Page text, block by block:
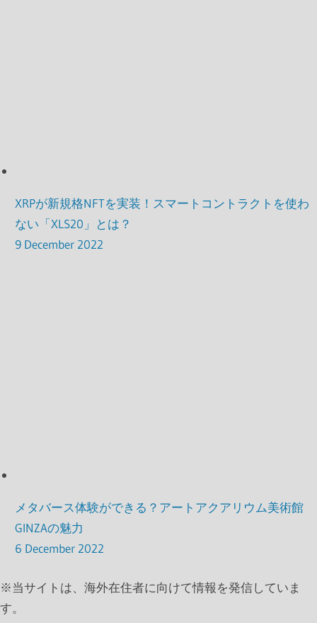
XRPが新規格NFTを実装！スマートコントラクトを使わ
ない「XLS20」とは？
9 December 2022
メタバース体験ができる？アートアクアリウム美術館
GINZAの魅力
6 December 2022
※当サイトは、海外在住者に向けて情報を発信していま
す。